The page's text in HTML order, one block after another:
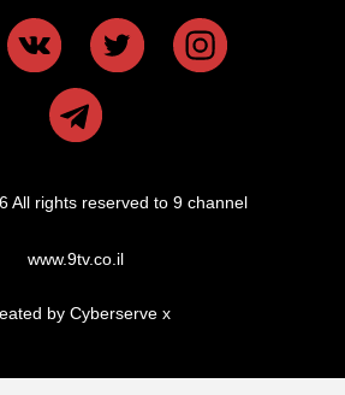
All rights reserved to 9 channel
www.9tv.co.il
by Cyberserve x